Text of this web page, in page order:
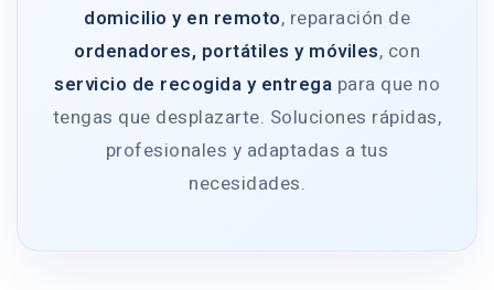
domicilio y en remoto, reparación de
ordenadores, portátiles y móviles, con
servicio de recogida y entrega para que no
tengas que desplazarte. Soluciones rápidas,
profesionales y adaptadas a tus
necesidades.